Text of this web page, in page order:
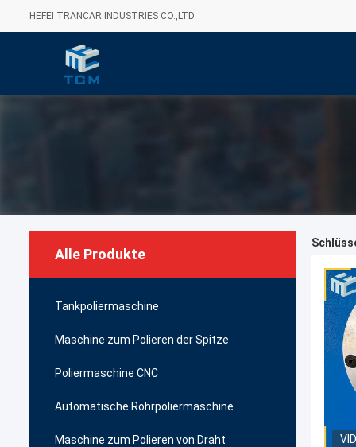
HEFEI TRANCAR INDUSTRIES CO.,LTD
Alle Produkte
Tankpoliermaschine
Maschine zum Polieren der Spitze
Poliermaschine CNC
Automatische Rohrpoliermaschine
Maschine zum Polieren von Draht